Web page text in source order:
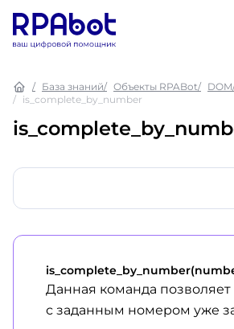
База знаний Объекты RPABot DOM
is_complete_by_number
Данная команда
с заданным номером уже